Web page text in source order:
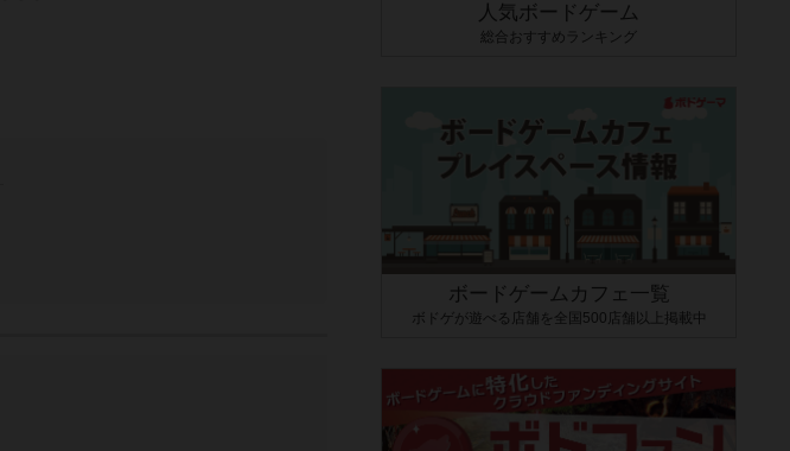
人気ボードゲーム
総合おすすめランキング
ボードゲームカフェ一覧
ボドゲが遊べる店舗を全国500店舗以上掲載中